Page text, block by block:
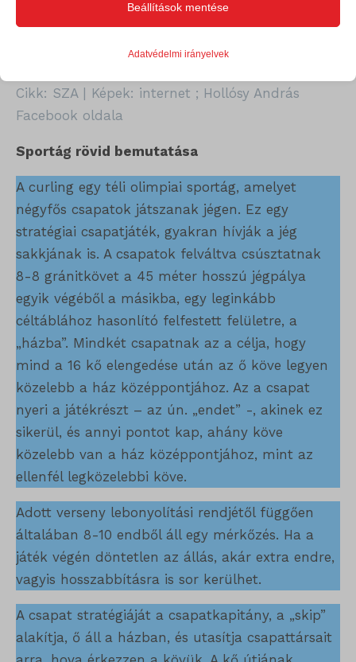
azzal Miskolc sportközponttá válhat egy új
hozhat ide itthonról és külföldről is.
Cikk: SZA | Képek: internet ; Hollósy András
Facebook oldala
Sportág rövid bemutatása
A curling egy téli olimpiai sportág, amelyet
négyfős csapatok játszanak jégen. Ez egy
stratégiai csapatjáték, gyakran hívják a jég
sakkjának is. A csapatok felváltva csúsztatnak
8-8 gránitkövet a 45 méter hosszú jégpálya
egyik végéből a másikba, egy leginkább
céltáblához hasonlító felfestett felületre, a
„házba”. Mindkét csapatnak az a célja, hogy
mind a 16 kő elengedése után az ő köve legyen
közelebb a ház középpontjához. Az a csapat
nyeri a játékrészt – az ún. „endet” -, akinek ez
sikerül, és annyi pontot kap, ahány köve
közelebb van a ház középpontjához, mint az
ellenfél legközelebbi köve.
Adott verseny lebonyolítási rendjétől függően
általában 8-10 endből áll egy mérkőzés. Ha a
játék végén döntetlen az állás, akár extra endre,
vagyis hosszabbításra is sor kerülhet.
A csapat stratégiáját a csapatkapitány, a „skip”
alakítja, ő áll a házban, és utasítja csapattársait
működéséhez. Ezek a sütik és szolgáltatások a GDPR szerint nem
igénylik a felhasználó hozzájárulását.
googtrans
ISCHECKURLRISK
sessionId
timezone
wordpress_logged_in_*
wordpress_test_cookie
wp_lang
wp-settings-*
mhcookie
A statisztikai sütik és szolgáltatások felhasználási információkat
gyűjtenek, amelyek lehetővé teszik számunkra, hogy betekintést
nyerjünk abba, hogyan lépnek kapcsolatba látogatóink a
weboldalunkkal.
Részletek megjelenítése
_ga
_ga_*
_gat_gtag_ua_*
_gid
strack_tracking_code
Egyéb szolgáltatások
Ez a kategória minden olyan sütit, domaint és szolgáltatást
magában foglal, amelyek nem tartoznak a megadott kategóriákba,
vagy amelyeket nem kategorizáltak.
Részletek megjelenítése
_dd_s
_qimei_fingerprint
_qimei_i_3
_qimei_uuid42
cato_fw_inet
chatbase_anon_id
cookieyes-consent
Beállítások mentése
Adatvédelmi irányelvek